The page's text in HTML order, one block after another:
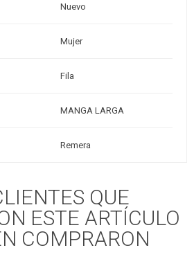
Nuevo
Mujer
Fila
MANGA LARGA
Remera
QUE
ESTE ARTÍCULO
COMPRARON